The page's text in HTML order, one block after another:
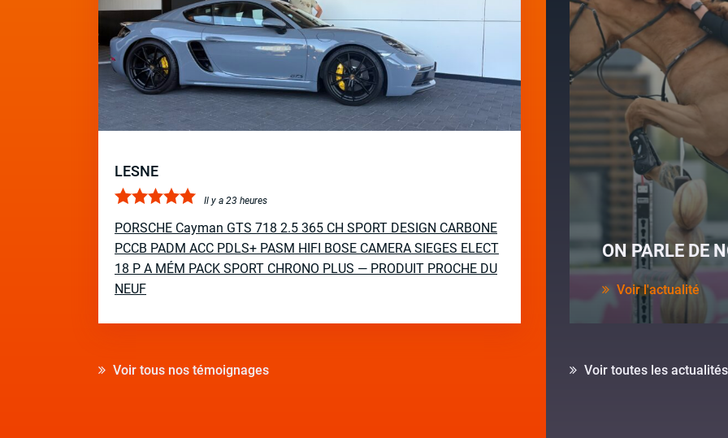
LESNE
Il y a 23 heures
PORSCHE Cayman GTS 718 2.5 365 CH SPORT DESIGN CARBONE
PCCB PADM ACC PDLS+ PASM HIFI BOSE CAMERA SIEGES ELECT
18 P A MÉM PACK SPORT CHRONO PLUS — PRODUIT PROCHE DU
NEUF
Voir tous nos témoignages
ON PARLE DE
Voir l'actualité
Voir toutes les actualités